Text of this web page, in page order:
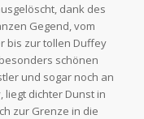
dank des
Gegend, vom
bis zur tollen Duffey
schönen
und sogar noch an
liegt dichter Dunst in
zur Grenze in die